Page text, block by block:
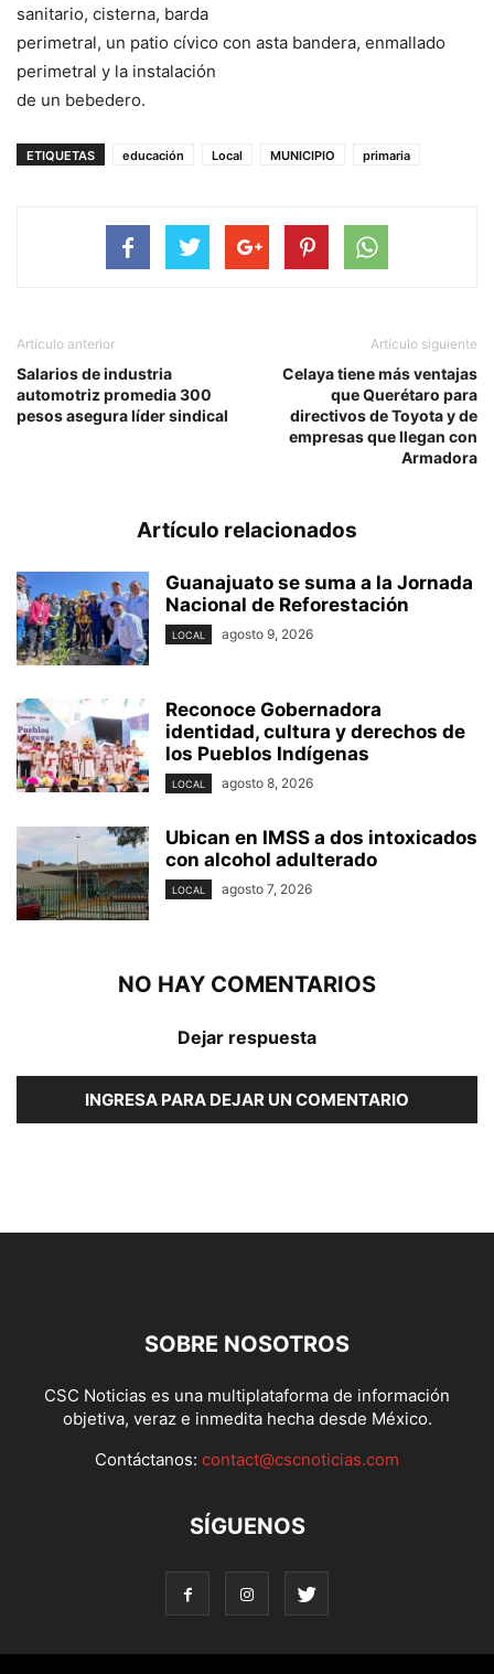
sanitario, cisterna, barda
perimetral, un patio cívico con asta bandera, enmallado
perimetral y la instalación
de un bebedero.
ETIQUETAS educación Local MUNICIPIO primaria
Artículo anterior
Salarios de industria
automotriz promedia 300
pesos asegura líder sindical
Artículo siguiente
Celaya tiene más ventajas
que Querétaro para
directivos de Toyota y de
empresas que llegan con
Armadora
Artículo relacionados
Guanajuato se suma a la Jornada
Nacional de Reforestación
LOCAL agosto 9, 2026
Reconoce Gobernadora
identidad, cultura y derechos de
los Pueblos Indígenas
LOCAL agosto 8, 2026
Ubican en IMSS a dos intoxicados
con alcohol adulterado
LOCAL agosto 7, 2026
NO HAY COMENTARIOS
Dejar respuesta
INGRESA PARA DEJAR UN COMENTARIO
SOBRE NOSOTROS
CSC Noticias es una multiplataforma de información
objetiva, veraz e inmedita hecha desde México.
Contáctanos: contact@cscnoticias.com
SÍGUENOS